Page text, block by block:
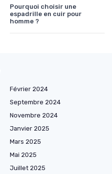
Pourquoi choisir une
espadrille en cuir pour
homme ?
Février 2024
Septembre 2024
Novembre 2024
Janvier 2025
Mars 2025
Mai 2025
Juillet 2025